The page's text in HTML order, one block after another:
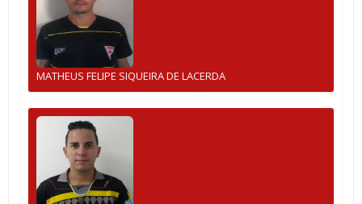
MATHEUS FELIPE SIQUEIRA DE LACERDA